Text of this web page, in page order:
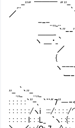
,..-''" ￣￣￣ "''-､
／
-‐-..,,_..
＿＿_ ｀''‐‐' ､
ヽ ＿・_`
／ '_’l なん
{
ヽ---‐､__
ー‐一
､ / f i｀''-
''-.,,_｀''-
: : : : :｀''-､
: : : : : :/ヽi
: : : : : l: : :L_